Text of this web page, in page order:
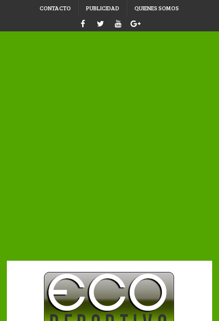
CONTACTO PUBLICIDAD QUIENES SOMOS